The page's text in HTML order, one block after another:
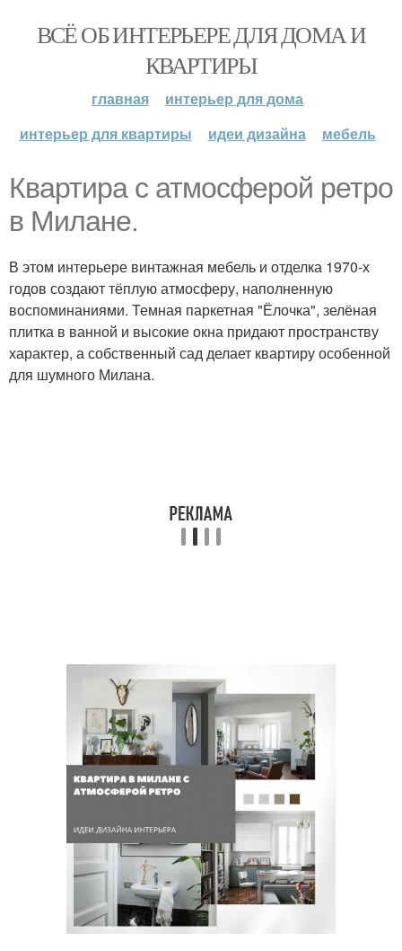
ВСЁ ОБ ИНТЕРЬЕРЕ ДЛЯ ДОМА И
КВАРТИРЫ
главная
интерьер для дома
интерьер для квартиры
идеи дизайна мебель
Квартира с атмосферой ретро
в Милане.
В этом интерьере винтажная мебель и отделка 1970-х
годов создают тёплую атмосферу, наполненную
воспоминаниями. Темная паркетная "Ёлочка", зелёная
плитка в ванной и высокие окна придают пространству
характер, а собственный сад делает квартиру особенной
для шумного Милана.